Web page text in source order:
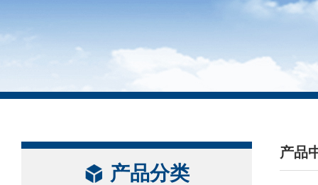
产品分类
产品
/